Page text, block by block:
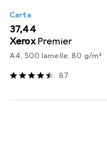
Carta
EUR
37,44
Xerox Premier
A4, 500 lamelle, 80 g/m²
87